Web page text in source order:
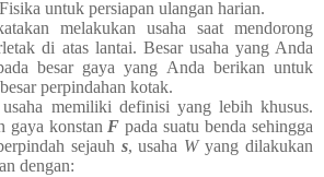
untuk persiapan ulangan harian.
melakukan usaha saat mendorong
di atas lantai. Besar usaha yang Anda
besar gaya yang Anda berikan untuk
perpindahan kotak.
memiliki definisi yang lebih khusus.
gaya konstan Fpada suatu benda sehingga
sejauh s, usaha Wyang dilakukan
dengan: